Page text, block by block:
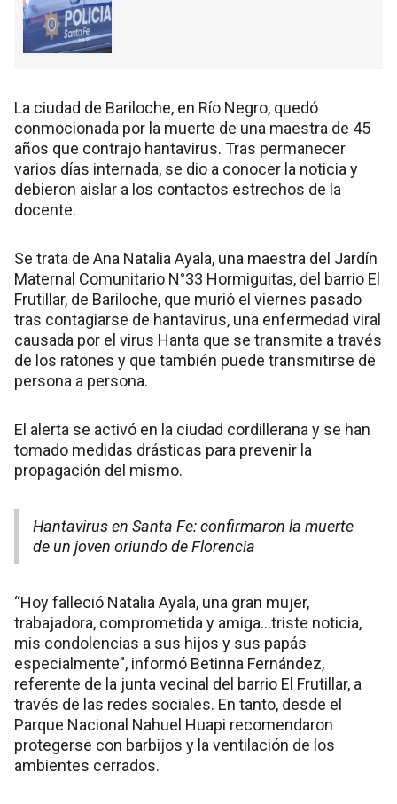
La ciudad de Bariloche, en Río Negro, quedó
conmocionada por la muerte de una maestra de 45
años que contrajo hantavirus. Tras permanecer
varios días internada, se dio a conocer la noticia y
debieron aislar a los contactos estrechos de la
docente.
Se trata de Ana Natalia Ayala, una maestra del Jardín
Maternal Comunitario N°33 Hormiguitas, del barrio El
Frutillar, de Bariloche, que murió el viernes pasado
tras contagiarse de hantavirus, una enfermedad viral
causada por el virus Hanta que se transmite a través
de los ratones y que también puede transmitirse de
persona a persona.
El alerta se activó en la ciudad cordillerana y se han
tomado medidas drásticas para prevenir la
propagación del mismo.
Hantavirus en Santa Fe: confirmaron la muerte
de un joven oriundo de Florencia
“Hoy falleció Natalia Ayala, una gran mujer,
trabajadora, comprometida y amiga…triste noticia,
mis condolencias a sus hijos y sus papás
especialmente”, informó Betinna Fernández,
referente de la junta vecinal del barrio El Frutillar, a
través de las redes sociales. En tanto, desde el
Parque Nacional Nahuel Huapi recomendaron
protegerse con barbijos y la ventilación de los
ambientes cerrados.